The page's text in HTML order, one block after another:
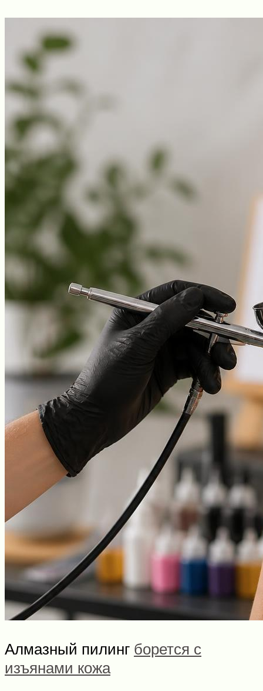
Алмазный пилинг борется с
изъянами кожа